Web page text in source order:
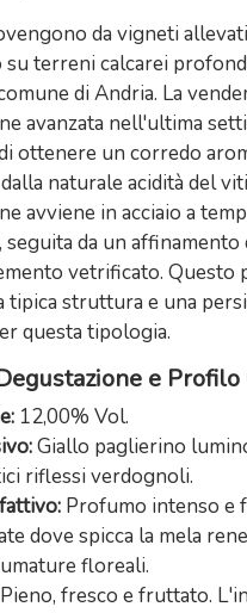
da vigneti
su terreni calcarei
di Andria. La
avanzata nell'ultima
ottenere un corredo
naturale acidità del
avviene in acciaio a
seguita da un affinamento
vetrificato. Questo
tipica struttura e una
questa tipologia.
e
12,00% Vol.
Giallo paglierino
riflessi verdognoli.
Profumo intenso e
dove spicca la mela
floreali.
Pieno, fresco e fruttato.